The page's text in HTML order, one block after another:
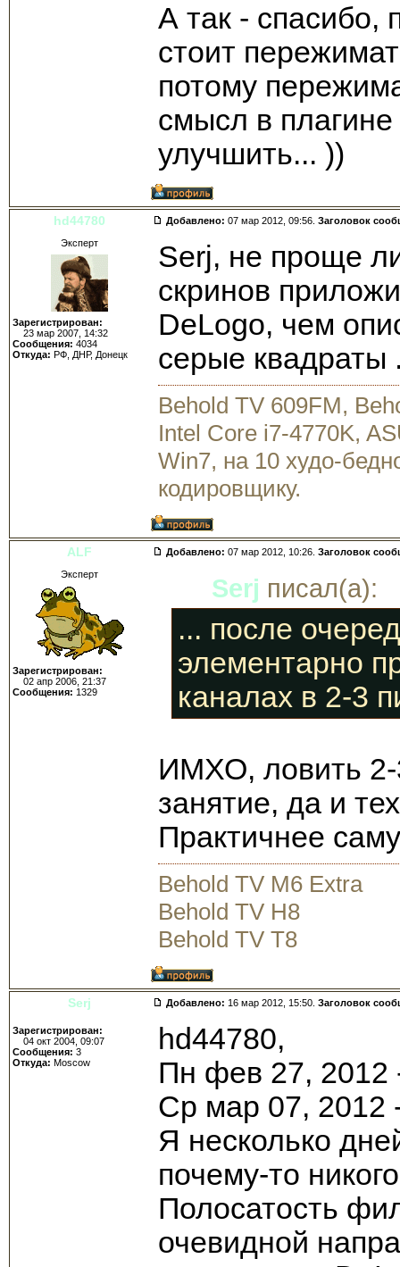
А так - спасибо,
стоит
потому
смысл в плагине
улучшить... ))
hd44780 Добавлено: 07 мар 2012, 09:56. Заголовок
Эксперт
Зарегистрирован:
23 мар 2007, 14:32
Сообщения: 4034
Откуда: РФ, ДНР, Донецк
Serj, не проще
скринов
DeLogo, чем
серые квадраты
Behold TV 609FM,
Intel Core i7-4770K,
Win7, на 10 худо-
кодировщику.
ALF Добавлено: 07 мар 2012, 10:26. Заголовок
Эксперт
Зарегистрирован:
02 апр 2006, 21:37
Сообщения: 1329
Serj писал(а):
... после
элементарно
каналах в 2-3
ИМХО, ловить 2-
занятие, да и
Практичнее
Behold TV M6 Extra
Behold TV H8
Behold TV T8
Serj Добавлено: 16 мар 2012, 15:50. Заголовок
Зарегистрирован:
04 окт 2004, 09:07
Сообщения: 3
Откуда: Moscow
hd44780,
Пн фев 27, 2012
Ср мар 07, 2012
Я несколько
почему-то
Полосатость
очевидной